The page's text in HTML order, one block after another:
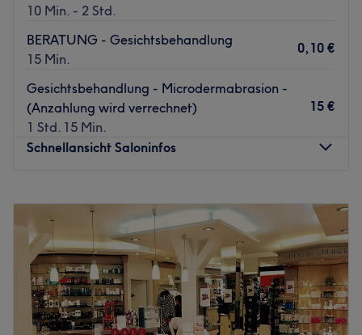
10 Min. - 2 Std.
BERATUNG - Gesichtsbehandlung
15 Min.
0,10 €
Gesichtsbehandlung - Microdermabrasion -
(Anzahlung wird verrechnet)
1 Std. 15 Min.
15 €
Schnellansicht Saloninfos
18:30
Mittwoch
Geschlossen
Donnerstag
08:00–18:30
Freitag
Geschlossen
Samstag
Geschlossen
Sonntag
Geschlossen